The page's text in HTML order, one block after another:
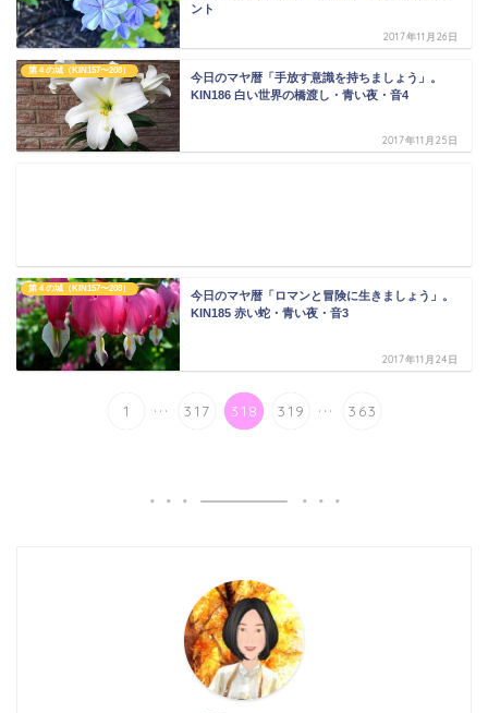
ント
2017年11月26日
第４の城（KIN157〜208）
今日のマヤ暦「手放す意識を持ちましょう」。
KIN186 白い世界の橋渡し・青い夜・音4
2017年11月25日
第４の城（KIN157〜208）
今日のマヤ暦「ロマンと冒険に生きましょう」。
KIN185 赤い蛇・青い夜・音3
2017年11月24日
1 ... 317 318 319 ... 363